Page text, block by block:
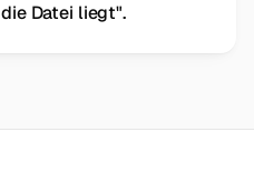
Datei liegt".